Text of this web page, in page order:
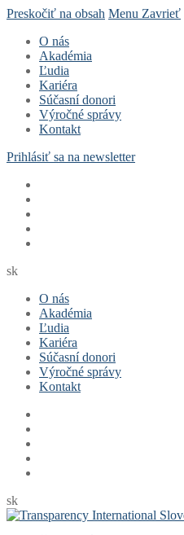
Preskočiť na obsah Menu Zavrieť
O nás
Akadémia
Ľudia
Kariéra
Súčasní donori
Výročné správy
Kontakt
Prihlásiť sa na newsletter
sk
O nás
Akadémia
Ľudia
Kariéra
Súčasní donori
Výročné správy
Kontakt
sk